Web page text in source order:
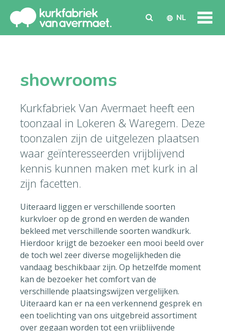
NL
showrooms
Kurkfabriek Van Avermaet heeft een
toonzaal in Lokeren & Waregem. Deze
toonzalen zijn de uitgelezen plaatsen
waar geïnteresseerden vrijblijvend
kennis kunnen maken met kurk in al
zijn facetten.
Uiteraard liggen er verschillende soorten
kurkvloer op de grond en werden de wanden
bekleed met verschillende soorten wandkurk.
Hierdoor krijgt de bezoeker een mooi beeld over
de toch wel zeer diverse mogelijkheden die
vandaag beschikbaar zijn. Op hetzelfde moment
kan de bezoeker het comfort van de
verschillende plaatsingswijzen vergelijken.
Uiteraard kan er na een verkennend gesprek en
een toelichting van ons uitgebreid assortiment
over gegaan worden tot een vrijblijvende